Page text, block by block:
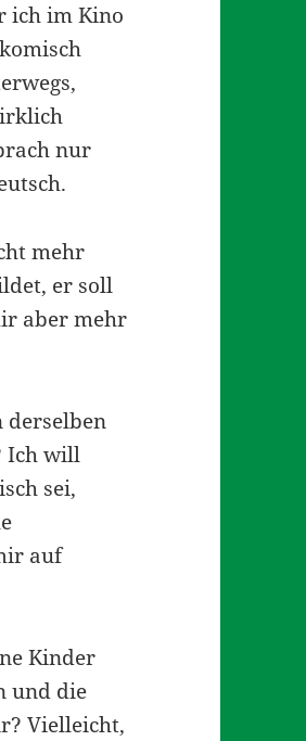
ich im Kino
nur
mehr
er soll
aber mehr
derselben
Ich will
sei,
auf
Kinder
und die
Vielleicht,